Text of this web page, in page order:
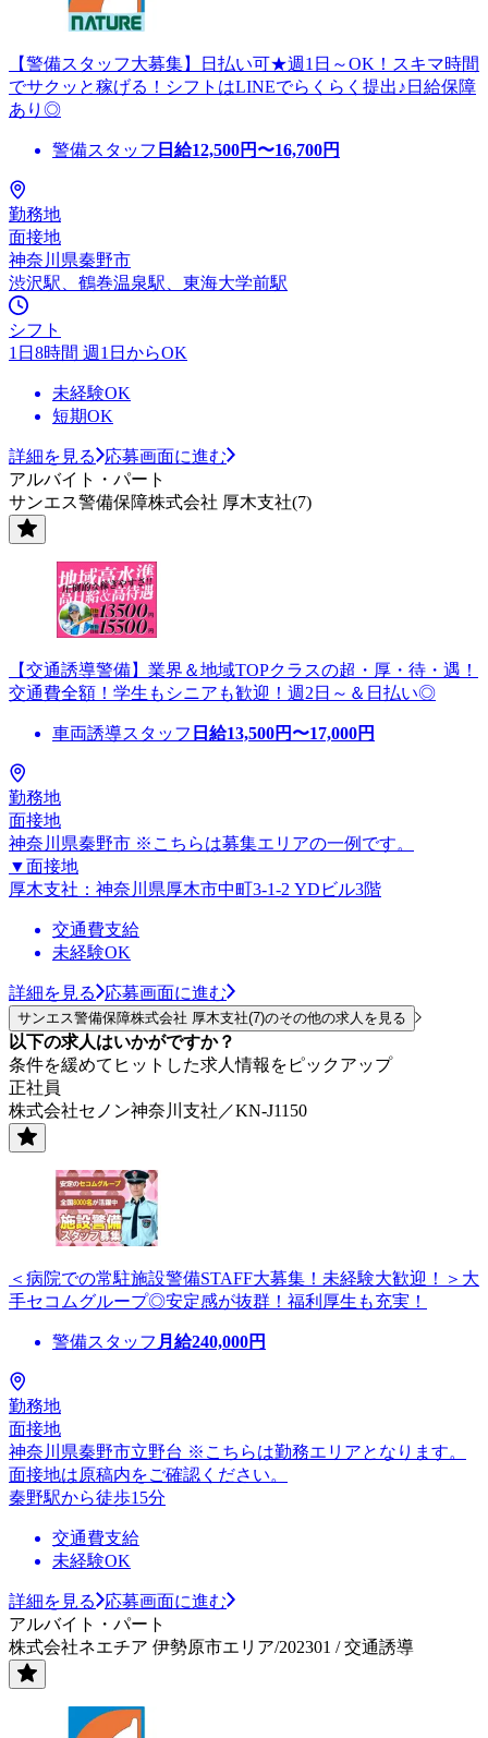
【警備スタッフ大募集】日払い可★週1日～OK！スキマ時間
でサクッと稼げる！シフトはLINEでらくらく提出♪日給保障
あり◎
警備スタッフ 日給12,500円〜16,700円
勤務地
面接地
神奈川県秦野市
渋沢駅、鶴巻温泉駅、東海大学前駅
シフト
1日8時間 週1日からOK
未経験OK
短期OK
詳細を見る
応募画面に進む
アルバイト・パート
サンエス警備保障株式会社 厚木支社(7)
【交通誘導警備】業界＆地域TOPクラスの超・厚・待・遇！
交通費全額！学生もシニアも歓迎！週2日～＆日払い◎
車両誘導スタッフ 日給13,500円〜17,000円
勤務地
面接地
神奈川県秦野市 ※こちらは募集エリアの一例です。
▼面接地
厚木支社：神奈川県厚木市中町3-1-2 YDビル3階
交通費支給
未経験OK
詳細を見る 応募画面に進む
サンエス警備保障株式会社 厚木支社(7)のその他の求人を見る
以下の求人はいかがですか？
条件を緩めてヒットした求人情報をピックアップ
正社員
株式会社セノン神奈川支社／KN-J1150
＜病院での常駐施設警備STAFF大募集！未経験大歓迎！＞大
手セコムグループ◎安定感が抜群！福利厚生も充実！
警備スタッフ 月給240,000円
勤務地
面接地
神奈川県秦野市立野台 ※こちらは勤務エリアとなります。
面接地は原稿内をご確認ください。
秦野駅から徒歩15分
交通費支給
未経験OK
詳細を見る
応募画面に進む
アルバイト・パート
株式会社ネエチア 伊勢原市エリア/202301 / 交通誘導